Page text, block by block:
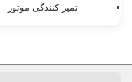
تمیز کنندگی موتور